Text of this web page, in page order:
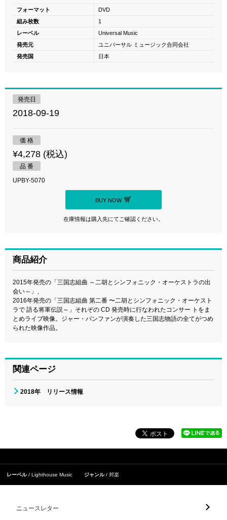
フォーマット
DVD
組み枚数
1
レーベル
Universal Music
発売元
ユニバーサル ミュージック合同会社
発売国
日本
発売日
2018-09-19
価 格
¥4,278 (税込)
品 番
UPBY-5070
BUY NOW
在庫情報は購入先にてご確認ください。
商品紹介
2015年発売の「三国志組曲 ～二胡とシンフォニック・オーケストラの出
会い～」、
2016年発売の「三国志組曲 第二番 〜二胡とシンフォニック・オーケスト
ラで 語る将軍伝説～」それぞの CD 発売時に行なわれたコンサー トをま
とめライブ映像。ジャー・パンファンが演奏した三国志物語の全てがつめ
られた映像作品。
関連ページ
2018年 リリース情報
レーベル Lighthouse Music ジャンル 邦楽
ニュースレター